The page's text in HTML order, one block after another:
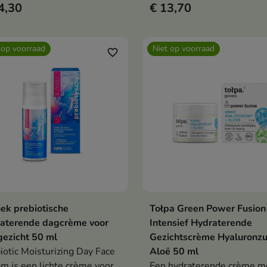
aloë
zijdeproteïnen,
en
€ 13,70
voorraad
Bekijk details
favorite_border
prebiotische
dagcrème voor
50 ml
Moisturizing Day Face
Niet op voorraad
Bekijk details
Tołpa Green Power Fusion
Intensief Hydraterende
Gezichtscrème
Aloë 50 ml